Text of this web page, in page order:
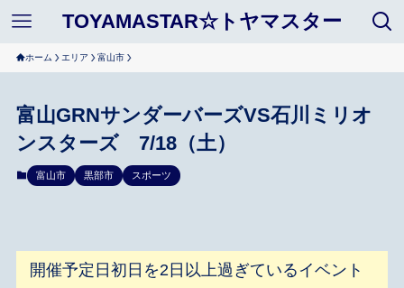
TOYAMASTAR☆トヤマスター
ホーム エリア 富山市
富山GRNサンダーバーズVS石川ミリオ
ンスターズ 7/18（土）
富山市 黒部市 スポーツ
開催予定日初日を2日以上過ぎているイベント